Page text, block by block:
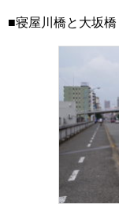
■寝屋川橋と大坂橋